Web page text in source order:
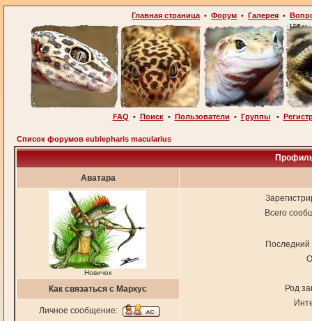
Главная страница • Форум • Галерея •
FAQ • Поиск• Пользователи • Группы•
Список форумов eublepharis macularius
Аватара
Новичок
Всего
Последний
Род
Как связаться с Маркус
Личное сообщение: